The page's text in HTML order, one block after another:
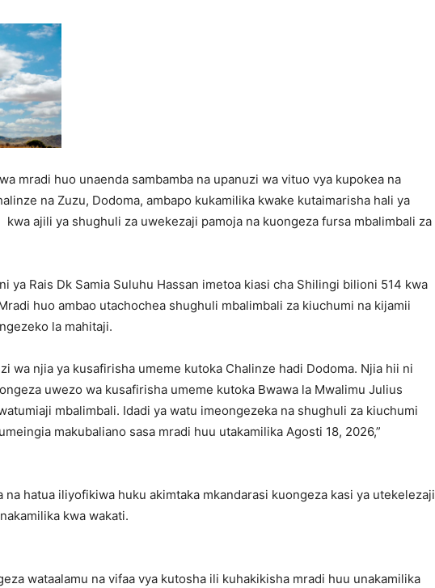
mradi huo unaenda sambamba na upanuzi wa vituo vya kupokea na
na Zuzu, Dodoma, ambapo kukamilika kwake kutaimarisha hali ya
kwa ajili ya shughuli za uwekezaji pamoja na kuongeza fursa mbalimbali za
ya Rais Dk Samia Suluhu Hassan imetoa kiasi cha Shilingi bilioni 514 kwa
huo ambao utachochea shughuli mbalimbali za kiuchumi na kijamii
la mahitaji.
wa njia ya kusafirisha umeme kutoka Chalinze hadi Dodoma. Njia hii ni
uwezo wa kusafirisha umeme kutoka Bwawa la Mwalimu Julius
mbalimbali. Idadi ya watu imeongezeka na shughuli za kiuchumi
makubaliano sasa mradi huu utakamilika Agosti 18, 2026,”
hatua iliyofikiwa huku akimtaka mkandarasi kuongeza kasi ya utekelezaji
kwa wakati.
wataalamu na vifaa vya kutosha ili kuhakikisha mradi huu unakamilika